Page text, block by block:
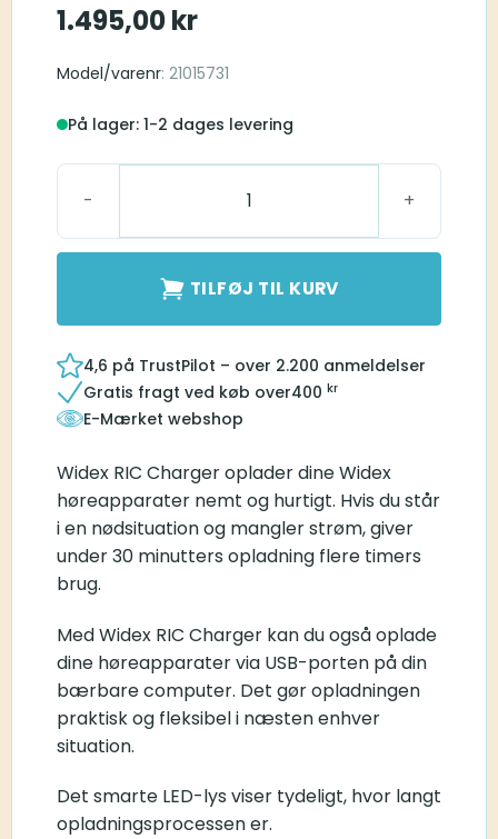
1.495,00kr
Model/varenr: 21015731
På lager: 1-2 dages levering
Widex RIC WPT103 Charger antal
TILFØJ TIL KURV
4,6 på TrustPilot – over 2.200 anmeldelser
Gratis fragt ved køb over400 kr
E-Mærket webshop
Widex RIC Charger oplader dine Widex
høreapparater nemt og hurtigt. Hvis du står
i en nødsituation og mangler strøm, giver
under 30 minutters opladning flere timers
brug.
Med Widex RIC Charger kan du også oplade
dine høreapparater via USB-porten på din
bærbare computer. Det gør opladningen
praktisk og fleksibel i næsten enhver
situation.
Det smarte LED-lys viser tydeligt, hvor langt
opladningsprocessen er.